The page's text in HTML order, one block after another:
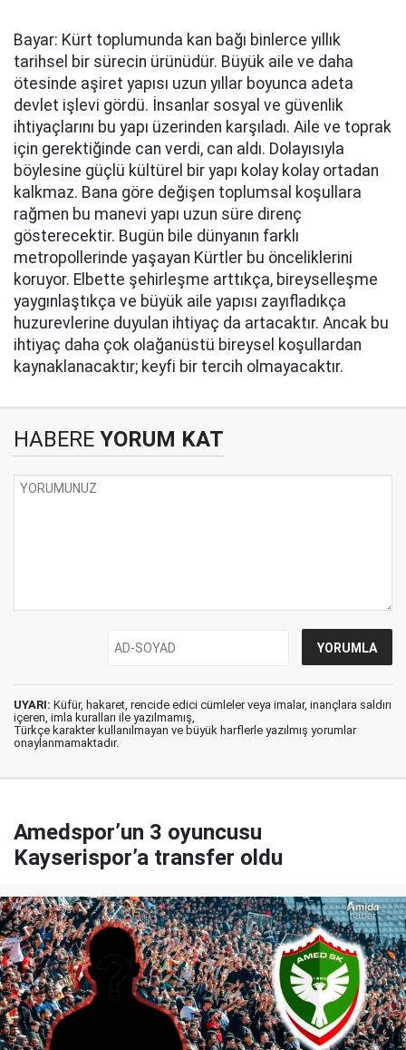
Bayar: Kürt toplumunda kan bağı binlerce yıllık
tarihsel bir sürecin ürünüdür. Büyük aile ve daha
ötesinde aşiret yapısı uzun yıllar boyunca adeta
devlet işlevi gördü. İnsanlar sosyal ve güvenlik
ihtiyaçlarını bu yapı üzerinden karşıladı. Aile ve toprak
için gerektiğinde can verdi, can aldı. Dolayısıyla
böylesine güçlü kültürel bir yapı kolay kolay ortadan
kalkmaz. Bana göre değişen toplumsal koşullara
rağmen bu manevi yapı uzun süre direnç
gösterecektir. Bugün bile dünyanın farklı
metropollerinde yaşayan Kürtler bu önceliklerini
koruyor. Elbette şehirleşme arttıkça, bireyselleşme
yaygınlaştıkça ve büyük aile yapısı zayıfladıkça
huzurevlerine duyulan ihtiyaç da artacaktır. Ancak bu
ihtiyaç daha çok olağanüstü bireysel koşullardan
kaynaklanacaktır; keyfi bir tercih olmayacaktır.
HABERE YORUM KAT
UYARI: Küfür, hakaret, rencide edici cümleler veya imalar, inançlara saldırı
içeren, imla kuralları ile yazılmamış,
Türkçe karakter kullanılmayan ve büyük harflerle yazılmış yorumlar
onaylanmamaktadır.
Amedspor’un 3 oyuncusu
Kayserispor’a transfer oldu